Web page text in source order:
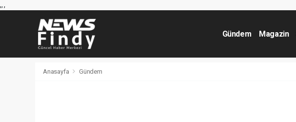
,,,
Gündem Magazin
Anasayfa Gündem